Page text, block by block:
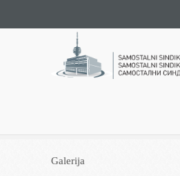
Galerija